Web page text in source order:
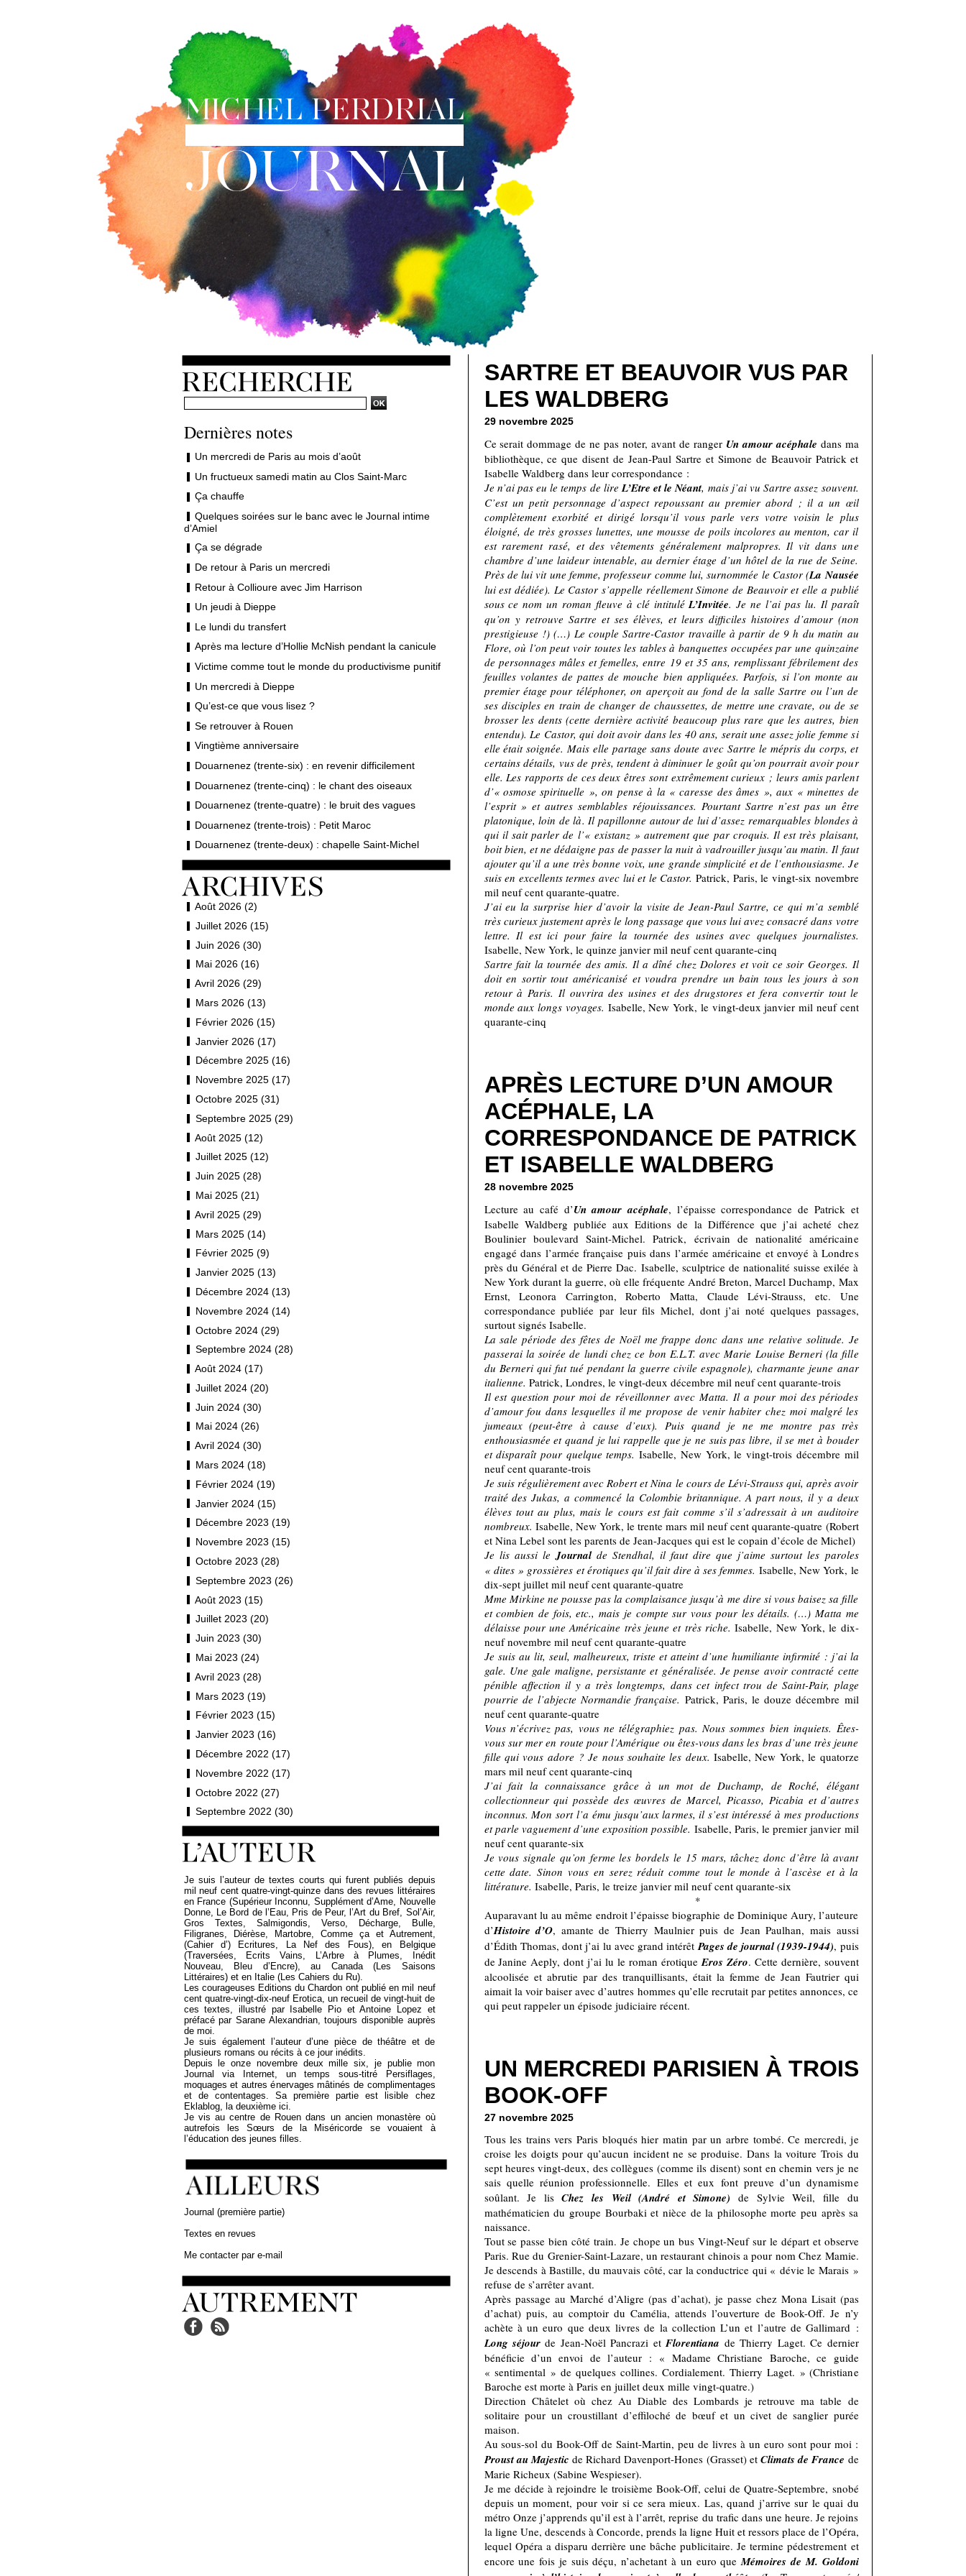
Dernières notes
Un mercredi de Paris au mois d’août
Un fructueux samedi matin au Clos Saint-Marc
Ça chauffe
Quelques soirées sur le banc avec le Journal intime
d’Amiel
Ça se dégrade
De retour à Paris un mercredi
Retour à Collioure avec Jim Harrison
Un jeudi à Dieppe
Le lundi du transfert
Après ma lecture d’Hollie McNish pendant la canicule
Victime comme tout le monde du productivisme punitif
Un mercredi à Dieppe
Qu’est-ce que vous lisez ?
Se retrouver à Rouen
Vingtième anniversaire
Douarnenez (trente-six) : en revenir difficilement
Douarnenez (trente-cinq) : le chant des oiseaux
Douarnenez (trente-quatre) : le bruit des vagues
Douarnenez (trente-trois) : Petit Maroc
Douarnenez (trente-deux) : chapelle Saint-Michel
Août 2026 (2)
Juillet 2026 (15)
Juin 2026 (30)
Mai 2026 (16)
Avril 2026 (29)
Mars 2026 (13)
Février 2026 (15)
Janvier 2026 (17)
Décembre 2025 (16)
Novembre 2025 (17)
Octobre 2025 (31)
Septembre 2025 (29)
Août 2025 (12)
Juillet 2025 (12)
Juin 2025 (28)
Mai 2025 (21)
Avril 2025 (29)
Mars 2025 (14)
Février 2025 (9)
Janvier 2025 (13)
Décembre 2024 (13)
Novembre 2024 (14)
Octobre 2024 (29)
Septembre 2024 (28)
Août 2024 (17)
Juillet 2024 (20)
Juin 2024 (30)
Mai 2024 (26)
Avril 2024 (30)
Mars 2024 (18)
Février 2024 (19)
Janvier 2024 (15)
Décembre 2023 (19)
Novembre 2023 (15)
Octobre 2023 (28)
Septembre 2023 (26)
Août 2023 (15)
Juillet 2023 (20)
Juin 2023 (30)
Mai 2023 (24)
Avril 2023 (28)
Mars 2023 (19)
Février 2023 (15)
Janvier 2023 (16)
Décembre 2022 (17)
Novembre 2022 (17)
Octobre 2022 (27)
Septembre 2022 (30)
Je suis l’auteur de textes courts qui furent publiés depuis
mil neuf cent quatre-vingt-quinze dans des revues littéraires
en France (Supérieur Inconnu, Supplément d’Ame, Nouvelle
Donne, Le Bord de l’Eau, Pris de Peur, l’Art du Bref, Sol’Air,
Gros Textes, Salmigondis, Verso, Décharge, Bulle,
Filigranes, Diérèse, Martobre, Comme ça et Autrement,
(Cahier d’) Ecritures, La Nef des Fous), en Belgique
(Traversées, Ecrits Vains, L’Arbre à Plumes, Inédit
Nouveau, Bleu d’Encre), au Canada (Les Saisons
Littéraires) et en Italie (Les Cahiers du Ru).
Les courageuses Editions du Chardon ont publié en mil neuf
cent quatre-vingt-dix-neuf Erotica, un recueil de vingt-huit de
ces textes, illustré par Isabelle Pio et Antoine Lopez et
préfacé par Sarane Alexandrian, toujours disponible auprès
de moi.
Je suis également l’auteur d’une pièce de théâtre et de
plusieurs romans ou récits à ce jour inédits.
Depuis le onze novembre deux mille six, je publie mon
Journal via Internet, un temps sous-titré Persiflages,
moquages et autres énervages mâtinés de complimentages
et de contentages. Sa première partie est lisible chez
Eklablog, la deuxième ici.
Je vis au centre de Rouen dans un ancien monastère où
autrefois les Sœurs de la Miséricorde se vouaient à
l’éducation des jeunes filles.
Journal (première partie)
Textes en revues
Me contacter par e-mail
SARTRE ET BEAUVOIR VUS PAR
LES WALDBERG
29 novembre 2025
Ce serait dommage de ne pas noter, avant de ranger Un amour acéphale dans ma
bibliothèque, ce que disent de Jean-Paul Sartre et Simone de Beauvoir Patrick et
Isabelle Waldberg dans leur correspondance :
Je n’ai pas eu le temps de lireL’Etre et le Néant, mais j’ai vu Sartre assez souvent.
C’est un petit personnage d’aspect repoussant au premier abord ; il a un œil
complètement exorbité et dirigé lorsqu’il vous parle vers votre voisin le plus
éloigné, de très grosses lunettes, une mousse de poils incolores au menton, car il
est rarement rasé, et des vêtements généralement malpropres. Il vit dans une
chambre d’une laideur intenable, au dernier étage d’un hôtel de la rue de Seine.
Près de lui vit une femme, professeur comme lui, surnommée le Castor (La Nausée
lui est dédiée). Le Castor s’appelle réellement Simone de Beauvoir et elle a publié
sous ce nom un roman fleuve à clé intituléL’Invitée. Je ne l’ai pas lu. Il paraît
qu’on y retrouve Sartre et ses élèves, et leurs difficiles histoires d’amour (non
prestigieuse !) (…) Le couple Sartre-Castor travaille à partir de 9 h du matin au
Flore, où l’on peut voir toutes les tables à banquettes occupées par une quinzaine
de personnages mâles et femelles, entre 19 et 35 ans, remplissant fébrilement des
feuilles volantes de pattes de mouche bien appliquées. Parfois, si l’on monte au
premier étage pour téléphoner, on aperçoit au fond de la salle Sartre ou l’un de
ses disciples en train de changer de chaussettes, de mettre une cravate, ou de se
brosser les dents (cette dernière activité beaucoup plus rare que les autres, bien
entendu). Le Castor, qui doit avoir dans les 40 ans, serait une assez jolie femme si
elle était soignée. Mais elle partage sans doute avec Sartre le mépris du corps, et
certains détails, vus de près, tendent à diminuer le goût qu’on pourrait avoir pour
elle. Les rapports de ces deux êtres sont extrêmement curieux ; leurs amis parlent
d’« osmose spirituelle », on pense à la « caresse des âmes », aux « minettes de
l’esprit » et autres semblables réjouissances. Pourtant Sartre n’est pas un être
platonique, loin de là. Il papillonne autour de lui d’assez remarquables blondes à
qui il sait parler de l’« existanz » autrement que par croquis. Il est très plaisant,
boit bien, et ne dédaigne pas de passer la nuit à vadrouiller jusqu’au matin. Il faut
ajouter qu’il a une très bonne voix, une grande simplicité et de l’enthousiasme. Je
suis en excellents termes avec lui et le Castor.Patrick, Paris, le vingt-six novembre
mil neuf cent quarante-quatre.
J’ai eu la surprise hier d’avoir la visite de Jean-Paul Sartre, ce qui m’a semblé
très curieux justement après le long passage que vous lui avez consacré dans votre
lettre. Il est ici pour faire la tournée des usines avec quelques journalistes.
Isabelle, New York, le quinze janvier mil neuf cent quarante-cinq
Sartre fait la tournée des amis. Il a dîné chez Dolores et voit ce soir Georges. Il
doit en sortir tout américanisé et voudra prendre un bain tous les jours à son
retour à Paris. Il ouvrira des usines et des drugstores et fera convertir tout le
monde aux longs voyages. Isabelle, New York, le vingt-deux janvier mil neuf cent
quarante-cinq
APRÈS LECTURE D’UN AMOUR
ACÉPHALE, LA
CORRESPONDANCE DE PATRICK
ET ISABELLE WALDBERG
28 novembre 2025
Lecture au café d’Un amour acéphale, l’épaisse correspondance de Patrick et
Isabelle Waldberg publiée aux Editions de la Différence que j’ai acheté chez
Boulinier boulevard Saint-Michel. Patrick, écrivain de nationalité américaine
engagé dans l’armée française puis dans l’armée américaine et envoyé à Londres
près du Général et de Pierre Dac. Isabelle, sculptrice de nationalité suisse exilée à
New York durant la guerre, où elle fréquente André Breton, Marcel Duchamp, Max
Ernst, Leonora Carrington, Roberto Matta, Claude Lévi-Strauss, etc. Une
correspondance publiée par leur fils Michel, dont j’ai noté quelques passages,
surtout signés Isabelle.
La sale période des fêtes de Noël me frappe donc dans une relative solitude. Je
passerai la soirée de lundi chez ce bon E.L.T. avec Marie Louise Berneri (la fille
du Berneri qui fut tué pendant la guerre civile espagnole), charmante jeune anar
italienne. Patrick, Londres, le vingt-deux décembre mil neuf cent quarante-trois
Il est question pour moi de réveillonner avec Matta. Il a pour moi des périodes
d’amour fou dans lesquelles il me propose de venir habiter chez moi malgré les
jumeaux (peut-être à cause d’eux). Puis quand je ne me montre pas très
enthousiasmée et quand je lui rappelle que je ne suis pas libre, il se met à bouder
et disparaît pour quelque temps. Isabelle, New York, le vingt-trois décembre mil
neuf cent quarante-trois
Je suis régulièrement avec Robert et Nina le cours de Lévi-Strauss qui, après avoir
traité des Jukas, a commencé la Colombie britannique. A part nous, il y a deux
élèves tout au plus, mais le cours est fait comme s’il s’adressait à un auditoire
nombreux. Isabelle, New York, le trente mars mil neuf cent quarante-quatre (Robert
et Nina Lebel sont les parents de Jean-Jacques qui est le copain d’école de Michel)
Je lis aussi leJournalde Stendhal, il faut dire que j’aime surtout les paroles
« dites » grossières et érotiques qu’il fait dire à ses femmes. Isabelle, New York, le
dix-sept juillet mil neuf cent quarante-quatre
Mme Mirkine ne pousse pas la complaisance jusqu’à me dire si vous baisez sa fille
et combien de fois, etc., mais je compte sur vous pour les détails. (…) Matta me
délaisse pour une Américaine très jeune et très riche. Isabelle, New York, le dix-
neuf novembre mil neuf cent quarante-quatre
Je suis au lit, seul, malheureux, triste et atteint d’une humiliante infirmité : j’ai la
gale. Une gale maligne, persistante et généralisée. Je pense avoir contracté cette
pénible affection il y a très longtemps, dans cet infect trou de Saint-Pair, plage
pourrie de l’abjecte Normandie française. Patrick, Paris, le douze décembre mil
neuf cent quarante-quatre
Vous n’écrivez pas, vous ne télégraphiez pas. Nous sommes bien inquiets. Êtes-
vous sur mer en route pour l’Amérique ou êtes-vous dans les bras d’une très jeune
fille qui vous adore ? Je nous souhaite les deux. Isabelle, New York, le quatorze
mars mil neuf cent quarante-cinq
J’ai fait la connaissance grâce à un mot de Duchamp, de Roché, élégant
collectionneur qui possède des œuvres de Marcel, Picasso, Picabia et d’autres
inconnus. Mon sort l’a ému jusqu’aux larmes, il s’est intéressé à mes productions
et parle vaguement d’une exposition possible. Isabelle, Paris, le premier janvier mil
neuf cent quarante-six
Je vous signale qu’on ferme les bordels le 15 mars, tâchez donc d’être là avant
cette date. Sinon vous en serez réduit comme tout le monde à l’ascèse et à la
littérature. Isabelle, Paris, le treize janvier mil neuf cent quarante-six
*
Auparavant lu au même endroit l’épaisse biographie de Dominique Aury, l’auteure
d’Histoire d’O, amante de Thierry Maulnier puis de Jean Paulhan, mais aussi
d’Édith Thomas, dont j’ai lu avec grand intérêtPages de journal (1939-1944), puis
de Janine Aeply, dont j’ai lu le roman érotiqueEros Zéro. Cette dernière, souvent
alcoolisée et abrutie par des tranquillisants, était la femme de Jean Fautrier qui
aimait la voir baiser avec d’autres hommes qu’elle recrutait par petites annonces, ce
qui peut rappeler un épisode judiciaire récent.
UN MERCREDI PARISIEN À TROIS
BOOK-OFF
27 novembre 2025
Tous les trains vers Paris bloqués hier matin par un arbre tombé. Ce mercredi, je
croise les doigts pour qu’aucun incident ne se produise. Dans la voiture Trois du
sept heures vingt-deux, des collègues (comme ils disent) sont en chemin vers je ne
sais quelle réunion professionnelle. Elles et eux font preuve d’un dynamisme
soûlant. Je lisChez les Weil (André et Simone) de Sylvie Weil, fille du
mathématicien du groupe Bourbaki et nièce de la philosophe morte peu après sa
naissance.
Tout se passe bien côté train. Je chope un bus Vingt-Neuf sur le départ et observe
Paris. Rue du Grenier-Saint-Lazare, un restaurant chinois a pour nom Chez Mamie.
Je descends à Bastille, du mauvais côté, car la conductrice qui « dévie le Marais »
refuse de s’arrêter avant.
Après passage au Marché d’Aligre (pas d’achat), je passe chez Mona Lisait (pas
d’achat) puis, au comptoir du Camélia, attends l’ouverture de Book-Off. Je n’y
achète à un euro que deux livres de la collection L’un et l’autre de Gallimard :
Long séjourde Jean-Noël Pancrazi etFlorentiana de Thierry Laget. Ce dernier
bénéficie d’un envoi de l’auteur : « Madame Christiane Baroche, ce guide
« sentimental » de quelques collines. Cordialement. Thierry Laget. » (Christiane
Baroche est morte à Paris en juillet deux mille vingt-quatre.)
Direction Châtelet où chez Au Diable des Lombards je retrouve ma table de
solitaire pour un croustillant d’effiloché de bœuf et un civet de sanglier purée
maison.
Au sous-sol du Book-Off de Saint-Martin, peu de livres à un euro sont pour moi :
Proust au Majestic de Richard Davenport-Hones (Grasset) et Climats de France de
Marie Richeux (Sabine Wespieser).
Je me décide à rejoindre le troisième Book-Off, celui de Quatre-Septembre, snobé
depuis un moment, pour voir si ce sera mieux. Las, quand j’arrive sur le quai du
métro Onze j’apprends qu’il est à l’arrêt, reprise du trafic dans une heure. Je rejoins
la ligne Une, descends à Concorde, prends la ligne Huit et ressors place de l’Opéra,
lequel Opéra a disparu derrière une bâche publicitaire. Je termine pédestrement et
encore une fois je suis déçu, n’achetant à un euro queMémoires de M. Goldoni